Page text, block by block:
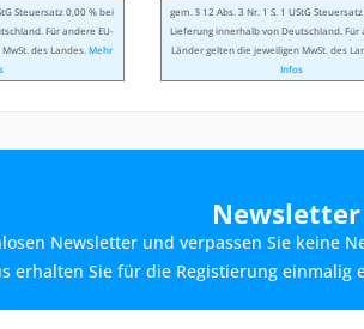
Steuersatz 0,00 % bei
Für andere EU-
des Landes. Mehr
gem. § 12 Abs. 3 Nr. 1 S. 1 UStG
Lieferung innerhalb von Deutschland. Für
Länder gelten die jeweiligen MwSt. des
Infos
Newsletter
Newsletter und verpassen Sie keine
erhalten Sie für die Registierung